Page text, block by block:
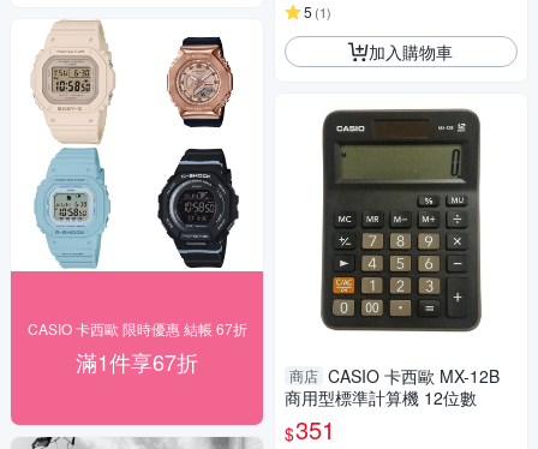
CASIO 卡西歐 限時優惠 結帳 67折
滿1件享67折
5 (1)
加入購物車
商店 CASIO 卡西歐 MX-12B
商用型標準計算機 12位數
$351